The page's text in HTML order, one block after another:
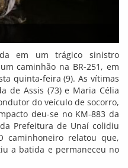
em um trágico sinistro
caminhão na BR-251, em
quinta-feira (9). As vítimas
de Assis (73) e Maria Célia
do veículo de socorro,
deu-se no KM-883 da
Prefeitura de Unaí colidiu
caminhoneiro relatou que,
a batida e permaneceu no